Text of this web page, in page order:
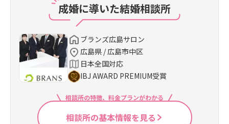
成婚に導いた結婚相談所
ブランズ広島サロン
広島県 / 広島市中区
日本全国対応
IBJ AWARD PREMIUM受賞
相談所の特徴、料金プランがわかる
相談所の基本情報を見る